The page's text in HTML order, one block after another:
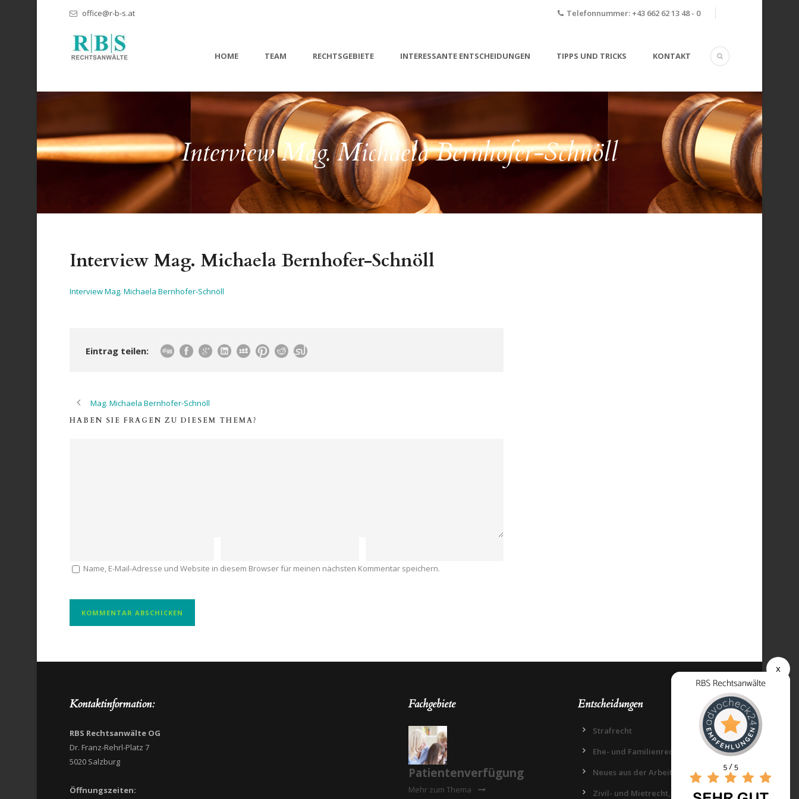
x
office@r-b-s.at Telefonnummer: +43 662 62 13 48 - 0
HOME TEAM RECHTSGEBIETE INTERESSANTE ENTSCHEIDUNGEN TIPPS UND TRICKS KONTAKT
Interview Mag. Michaela Bernhofer-Schnöll
Interview Mag. Michaela Bernhofer-Schnöll
Interview Mag. Michaela Bernhofer-Schnöll
Eintrag teilen:
Mag. Michaela Bernhofer-Schnöll
HABEN SIE FRAGEN ZU DIESEM THEMA?
Name, E-Mail-Adresse und Website in diesem Browser für meinen nächsten Kommentar speichern.
Kontaktinformation:
RBS Rechtsanwälte OG
Dr. Franz-Rehrl-Platz 7
5020 Salzburg
Öffnungszeiten:
Fachgebiete
Patientenverfügung
Mehr zum Thema
Entscheidungen
Strafrecht
Ehe- und Familienrecht
Neues aus der Arbeitswelt
Zivil- und Mietrecht, Datenschutz